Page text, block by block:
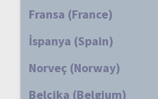
Fransa (France)
İspanya (Spain)
Norveç (Norway)
Belçika (Belgium)